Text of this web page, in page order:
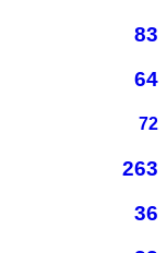
83
64
72
263
36